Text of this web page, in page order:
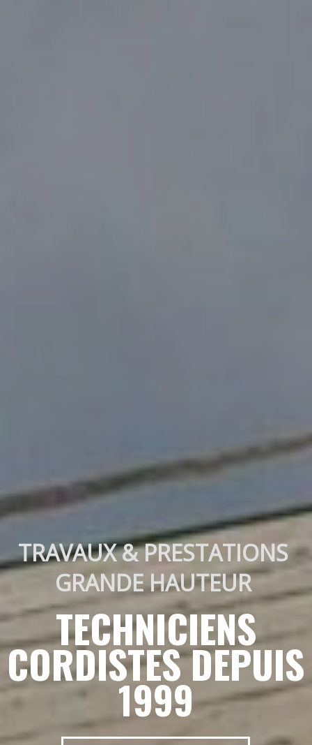
TRAVAUX & PRESTATIONS
GRANDE HAUTEUR
TECHNICIENS
CORDISTES DEPUIS
1999